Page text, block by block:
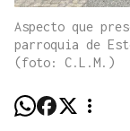
Aspecto que
parroquia de
(foto: C.L.M.)